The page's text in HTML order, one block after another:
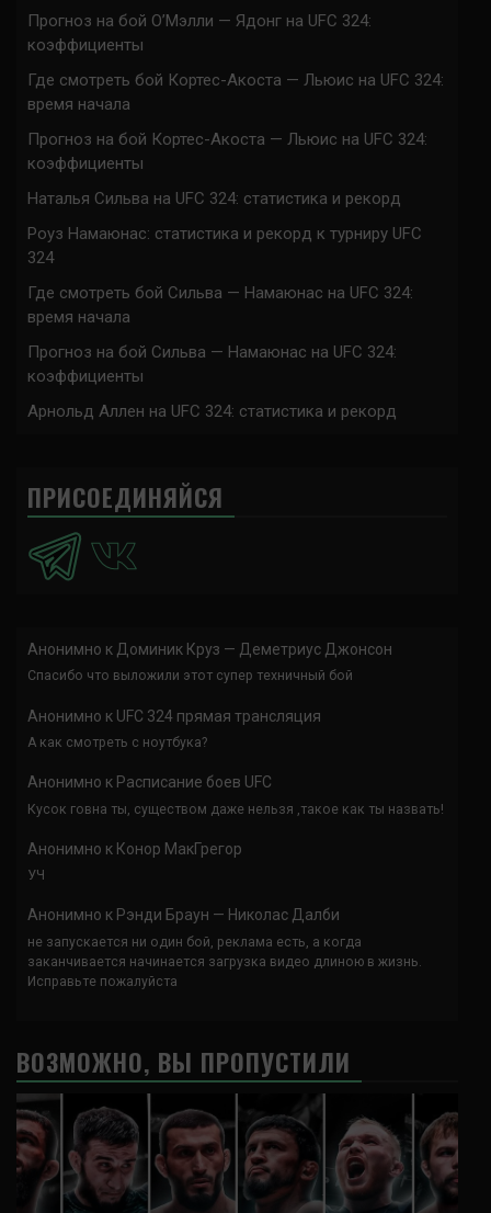
Прогноз на бой О’Мэлли — Ядонг на UFC 324:
коэффициенты
Где смотреть бой Кортес-Акоста — Льюис на UFC 324:
время начала
Прогноз на бой Кортес-Акоста — Льюис на UFC 324:
коэффициенты
Наталья Сильва на UFC 324: статистика и рекорд
Роуз Намаюнас: статистика и рекорд к турниру UFC
324
Где смотреть бой Сильва — Намаюнас на UFC 324:
время начала
Прогноз на бой Сильва — Намаюнас на UFC 324:
коэффициенты
Арнольд Аллен на UFC 324: статистика и рекорд
ПРИСОЕДИНЯЙСЯ
Анонимно к Доминик Круз — Деметриус Джонсон
Спасибо что выложили этот супер техничный бой
Анонимно к UFC 324 прямая трансляция
А как смотреть с ноутбука?
Анонимно к Расписание боев UFC
Кусок говна ты, существом даже нельзя ,такое как ты назвать!
Анонимно к Конор МакГрегор
УЧ
Анонимно к Рэнди Браун — Николас Далби
не запускается ни один бой, реклама есть, а когда
заканчивается начинается загрузка видео длиною в жизнь.
Исправьте пожалуйста
ВОЗМОЖНО, ВЫ ПРОПУСТИЛИ